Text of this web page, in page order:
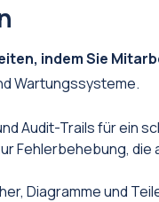
indem Sie
Wartungssysteme.
Audit-Trails für ein
Fehlerbehebung, die
Diagramme und